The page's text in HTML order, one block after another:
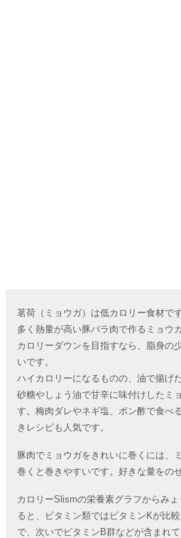
茗荷（ミョウガ）は低カロリー食材で
多く熱量が高い豚バラ肉で作るミョウ
カロリーダウンを目指すなら、脂身の
いです。
ハイカロリーになるものの、油で揚げ
砂糖やしょう油で甘辛に味付けしたミ
す。梅肉ダレやネギ塩、ポン酢で食べ
きレシピも人気です。
豚肉でミョウガをきれいに巻くには、
巻くと巻きやすいです。好きな量をの
カロリーSlismの栄養素グラフからみ
ると、ビタミン類ではビタミンKが比
で、次いでビタミンB群などが含まれ